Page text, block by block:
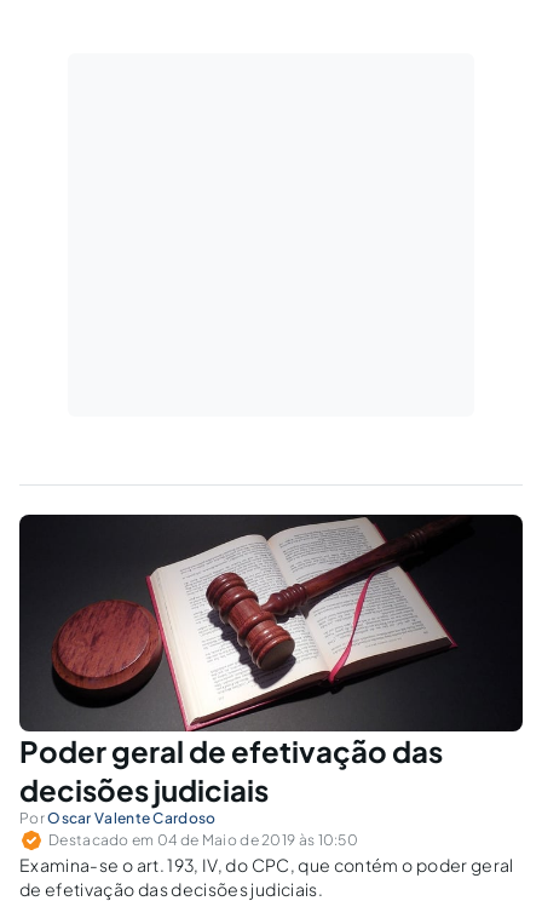
Poder geral de efetivação das
decisões judiciais
PorOscar Valente Cardoso
Destacado em 04 de Maio de 2019 às 10:50
Examina-se o art. 193, IV, do CPC, que contém o poder geral
de efetivação das decisões judiciais.